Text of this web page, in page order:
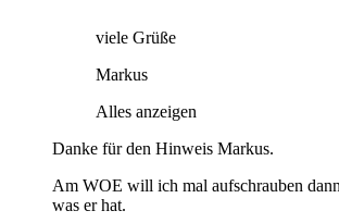
viele Grüße
Markus
Alles anzeigen
Danke für den Hinweis Markus.
Am WOE will ich mal aufschrauben
was er hat.